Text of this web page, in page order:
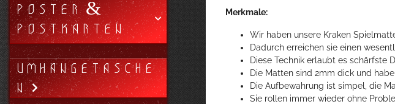
Merkmale:
Wir haben unsere Kraken
Dadurch erreichen sie einen
Diese Technik erlaubt es schärfste
Die Matten sind 2mm dick und
Die Aufbewahrung ist simpel, die
Sie rollen immer wieder ohne
POSTER &
POSTKARTEN
UMHÄNGETASCHE
N